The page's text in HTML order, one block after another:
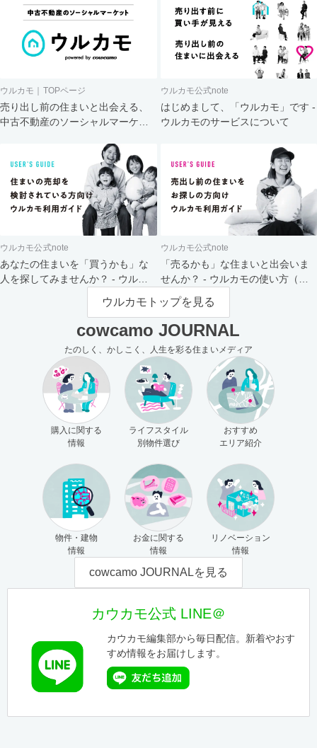
ウルカモ｜TOPページ
売り出し前の住まいと出会える、
中古不動産のソーシャルマーケッ
ウルカモ公式note
はじめまして、「ウルカモ」です -
ウルカモのサービスについて
ウルカモ公式note
あなたの住まいを「買うかも」な
人を探してみませんか？ - ウルカ
ウルカモ公式note
「売るかも」な住まいと出会いま
せんか？ - ウルカモの使い方（買
主さま向け）
ウルカモトップを見る
cowcamo JOURNAL
たのしく、かしこく、人生を彩る住まいメディア
購入に関する
情報
ライフスタイル
別物件選び
おすすめ
エリア紹介
物件・建物
情報
お金に関する
情報
リノベーション
情報
cowcamo JOURNALを見る
カウカモ公式 LINE＠
カウカモ編集部から毎日配信。新着やおす
すめ情報をお届けします。